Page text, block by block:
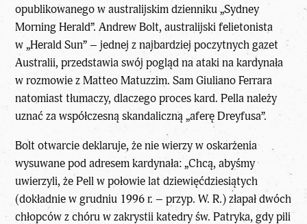
opublikowanego w australijskim dzienniku „Sydney
Morning Herald”. Andrew Bolt, australijski felietonista
w „Herald Sun” – jednej z najbardziej poczytnych gazet
Australii, przedstawia swój pogląd na ataki na kardynała
w rozmowie z Matteo Matuzzim. Sam Giuliano Ferrara
natomiast tłumaczy, dlaczego proces kard. Pella należy
uznać za współczesną skandaliczną „aferę Dreyfusa”.
Bolt otwarcie deklaruje, że nie wierzy w oskarżenia
wysuwane pod adresem kardynała: „Chcą, abyśmy
uwierzyli, że Pell w połowie lat dziewięćdziesiątych
(dokładnie w grudniu 1996 r. – przyp. W. R.) złapał dwóch
chłopców z chóru w zakrystii katedry św. Patryka, gdy pili